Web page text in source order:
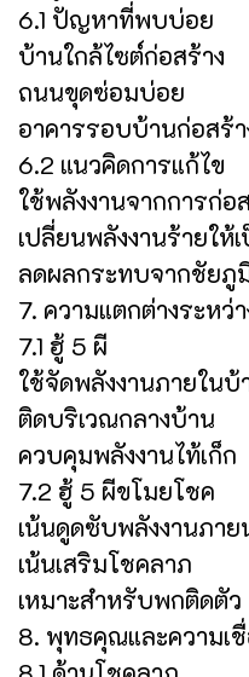
6.1 ปัญหาที่พบบ่อย
บ้านใกล้ไซต์ก่อสร้าง
ถนนขุดซ่อมบ่อย
อาคารรอบบ้านก่อสร้า
6.2 แนวคิดการแก้ไข
ใช้พลังงานจากการก่อ
เปลี่ยนพลังงานร้ายให้
ลดผลกระทบจากชัยภู
7. ความแตกต่างระห
7.1 ฮู้ 5 ผี
ใช้จัดพลังงานภายในบ้
ติดบริเวณกลางบ้าน
ควบคุมพลังงานไท้เก็ก
7.2 ฮู้ 5 ผีขโมยโชค
เน้นดูดซับพลังงานภาย
เน้นเสริมโชคลาภ
เหมาะสำหรับพกติดตัว
8. พุทธคุณและความเ